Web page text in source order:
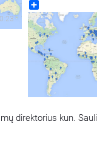
Vaicekauskienė,
Bužauskas.
direktorius kun.